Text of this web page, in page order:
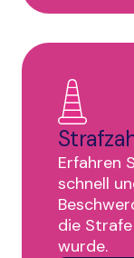
Erfahren
schnell
die
wurde.